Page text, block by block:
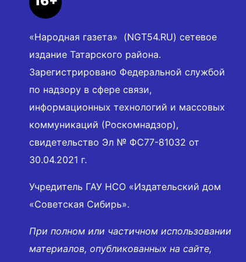
«Народная газета» (NGT54.RU) сетевое
издание Татарского района.
Зарегистрировано Федеральной службой
по надзору в сфере связи,
информационных технологий и массовых
коммуникаций (Роскомнадзор),
свидетельство Эл № ФС77-81032 от
30.04.2021 г.
Учредитель ГАУ НСО «Издательский дом
«Советская Сибирь».
При полном или частичном использовании
материалов, опубликованных на сайте,